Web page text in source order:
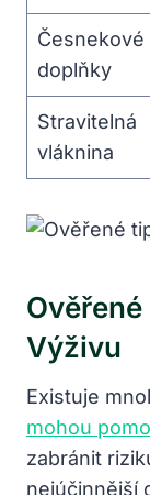
Česnekové
doplňky
Stravitelná
vláknina
Výživu
Existuje
mohou
zabránit
nejúčinnější